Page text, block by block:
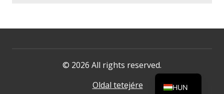
© 2026 All rights reserved.
Oldal tetejére
HUN